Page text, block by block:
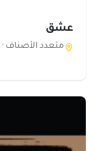
عشق
متعدد الأصناف ·